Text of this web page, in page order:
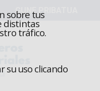
sobre tus
distintas
tráfico.
su uso clicando